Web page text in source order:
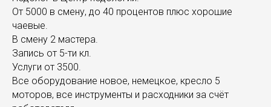
От 5000 в смену, до 40 процентов плюс хорошие
чаевые.
В смену 2 мастера.
Запись от 5-ти кл.
Услуги от 3500.
Все оборудование новое, немецкое, кресло 5
моторов, все инструменты и расходники за счёт